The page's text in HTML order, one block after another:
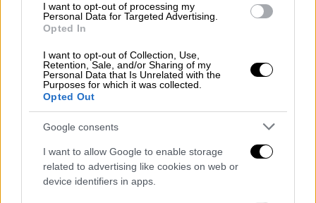
I want to opt-out of processing my
Personal Data for Targeted Advertising.
Opted In
I want to opt-out of Collection, Use,
Retention, Sale, and/or Sharing of my
Personal Data that Is Unrelated with the
Purposes for which it was collected.
Opted Out
Google consents
I want to allow Google to enable storage
related to advertising like cookies on web or
device identifiers in apps.
Μια διαφοροποίηση καταγράφεται στο
Δημοτικό που αλλάζει η ώρα αποχώρησης
στα ολοήμερα δημοτικά σχολεία. Ειδικότερα
η αποχώρηση των μαθητών του Δημοτικού
Σχολείου που παρακολουθούν το πρόγραμμα
του αναβαθμισμένου Ολοήμερου Δημοτικού
Σχολείου θα λαμβάνει χώρα στις 15:50, με το
2ης ζώνης, ή στις 17:30, με τη λήξη του
προγράμματος. Επιπλέον, δύναται η